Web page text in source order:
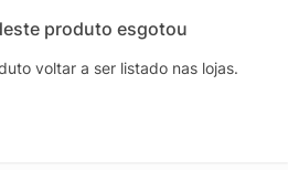
produto esgotou
voltar a ser listado nas lojas.